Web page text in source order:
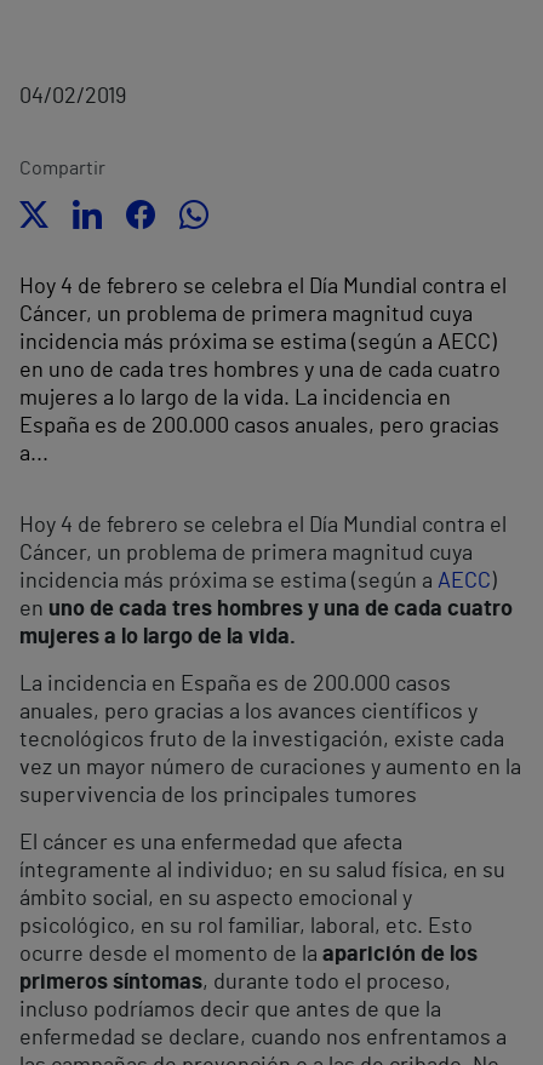
04/02/2019
Compartir
Hoy 4 de febrero se celebra el Día Mundial contra el
Cáncer, un problema de primera magnitud cuya
incidencia más próxima se estima (según a AECC)
en uno de cada tres hombres y una de cada cuatro
mujeres a lo largo de la vida. La incidencia en
España es de 200.000 casos anuales, pero gracias
a...
Hoy 4 de febrero se celebra el Día Mundial contra el
Cáncer, un problema de primera magnitud cuya
incidencia más próxima se estima (según a AECC)
en uno de cada tres hombres y una de cada cuatro
mujeres a lo largo de la vida.
La incidencia en España es de 200.000 casos
anuales, pero gracias a los avances científicos y
tecnológicos fruto de la investigación, existe cada
vez un mayor número de curaciones y aumento en la
supervivencia de los principales tumores
El cáncer es una enfermedad que afecta
íntegramente al individuo; en su salud física, en su
ámbito social, en su aspecto emocional y
psicológico, en su rol familiar, laboral, etc. Esto
ocurre desde el momento de la aparición de los
primeros síntomas, durante todo el proceso,
incluso podríamos decir que antes de que la
enfermedad se declare, cuando nos enfrentamos a